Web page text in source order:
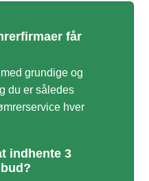
får
grundige og
du er således
hver
indhente 3